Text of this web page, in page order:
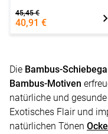
45,45 €
40,91 €
Die Bambus-
Bambus-Motiven
natürliche und
Exotisches Flair und
natürlichen Tönen